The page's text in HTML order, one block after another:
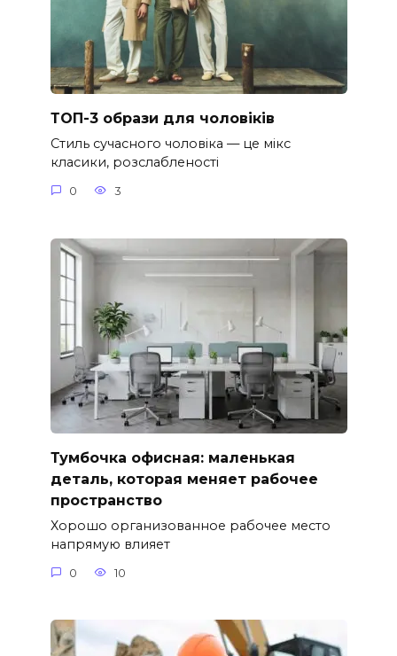
ТОП-3 образи для чоловіків
Стиль сучасного чоловіка — це мікс
класики, розслабленості
0 3
Тумбочка офисная: маленькая
деталь, которая меняет рабочее
пространство
Хорошо организованное рабочее место
напрямую влияет
0 10